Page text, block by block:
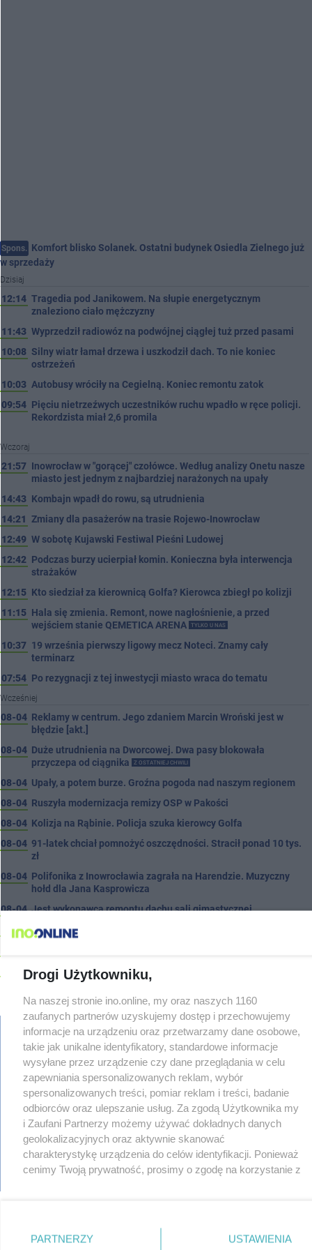
Spons. Komfort blisko Solanek. Ostatni budynek Osiedla Zielnego już
w sprzedaży
Dzisiaj
12:14 Tragedia pod Janikowem. Na słupie energetycznym
znaleziono ciało mężczyzny
11:43 Wyprzedził radiowóz na podwójnej ciągłej tuż przed pasami
10:08 Silny wiatr łamał drzewa i uszkodził dach. To nie koniec
ostrzeżeń
10:03 Autobusy wróciły na Cegielną. Koniec remontu zatok
09:54 Pięciu nietrzeźwych uczestników ruchu wpadło w ręce policji.
Rekordzista miał 2,6 promila
Wczoraj
21:57 Inowrocław w "gorącej" czołówce. Według analizy Onetu nasze
miasto jest jednym z najbardziej narażonych na upały
14:43 Kombajn wpadł do rowu, są utrudnienia
14:21 Zmiany dla pasażerów na trasie Rojewo-Inowrocław
12:49 W sobotę Kujawski Festiwal Pieśni Ludowej
12:42 Podczas burzy ucierpiał komin. Konieczna była interwencja
strażaków
12:15 Kto siedział za kierownicą Golfa? Kierowca zbiegł po kolizji
11:15 Hala się zmienia. Remont, nowe nagłośnienie, a przed
wejściem stanie QEMETICA ARENA
TYLKO U NAS
10:37 19 września pierwszy ligowy mecz Noteci. Znamy cały
terminarz
07:54 Po rezygnacji z tej inwestycji miasto wraca do tematu
Wcześniej
08-04 Reklamy w centrum. Jego zdaniem Marcin Wroński jest w
błędzie [akt.]
08-04 Duże utrudnienia na Dworcowej. Dwa pasy blokowała
przyczepa od ciągnika
Z OSTATNIEJ CHWILI
08-04 Upały, a potem burze. Groźna pogoda nad naszym regionem
08-04 Ruszyła modernizacja remizy OSP w Pakości
08-04 Kolizja na Rąbinie. Policja szuka kierowcy Golfa
08-04 91-latek chciał pomnożyć oszczędności. Stracił ponad 10 tys.
zł
08-04 Polifonika z Inowrocławia zagrała na Harendzie. Muzyczny
hołd dla Jana Kasprowicza
08-04 Jest wykonawca remontu dachu sali gimastycznej
08-04 Dlaczego sauny, a nie boiska dla dzieci? Ratusz odpowiada
08-04 Wroński do radnych: Zamiast ingerować w prywatną własność
zajmijcie się gospodarką
08-04 Darrell Harris: Możemy nawiązać walkę z każdym w tej lidze
08-03 Zarzut dla kierowcy Mercedesa po tragedii na Rąbinie
TYLKO U
NAS
Sen o potędze. Nowy utwór rapera z Inowrocławia przeciwko
uzależnieniom
Widziałeś ten wypadek? Policja szuka świadków
08-03 Masowe kontrole na drogach. Cztery osoby prowadziły po
alkoholu
08-03 147 km/h zamiast 90. 29-latek stracił prawo jazdy na trzy
miesiące
08-03 Miasto wyjaśnia, dlaczego uschły drzewa w Solankach. Radny:
Cisza na sali sądowej. Co dalej z procesem ws. "afery
regulamin
reklama
redakcja
pliki cookies
prywatność
reklamacje
gowork.pl
oferty pracy
© copyright 2000-2026 Ino-online Media
Drogi Użytkowniku,
Na naszej stronie ino.online, my oraz naszych 1160
zaufanych partnerów uzyskujemy dostęp i przechowujemy
informacje na urządzeniu oraz przetwarzamy dane osobowe,
takie jak unikalne identyfikatory, standardowe informacje
wysyłane przez urządzenie czy dane przeglądania w celu
zapewniania spersonalizowanych reklam, wybór
spersonalizowanych treści, pomiar reklam i treści, badanie
odbiorców oraz ulepszanie usług. Za zgodą Użytkownika my
i Zaufani Partnerzy możemy używać dokładnych danych
geolokalizacyjnych oraz aktywnie skanować
charakterystykę urządzenia do celów identyfikacji. Ponieważ
cenimy Twoją prywatność, prosimy o zgodę na korzystanie z
. Niektóre rodzaje przetwarzania
danych nie wymagają zgody użytkownika, ale masz prawo
PARTNERZY USTAWIENIA